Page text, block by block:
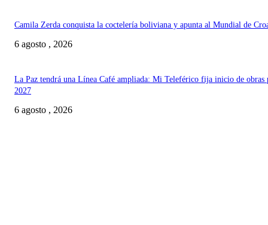
Camila Zerda conquista la coctelería boliviana y apunta al Mundial de
6 agosto , 2026
La Paz tendrá una Línea Café ampliada: Mi Teleférico fija inicio de obras
2027
6 agosto , 2026